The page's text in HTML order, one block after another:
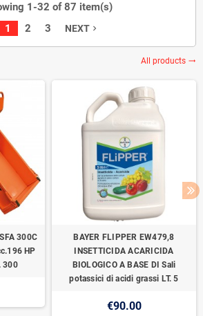
1-32 of 87 item(s)
1
2 3 NEXTnavigate_next
All products trending_flat
300C
HP
300
BAYER FLIPPER EW479,8
INSETTICIDA ACARICIDA
BIOLOGICO A BASE DI Sali
potassici di acidi grassi LT. 5
€90.00